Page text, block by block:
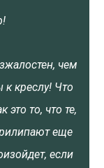
чем
креслу! Что
это то, что те,
еще
если